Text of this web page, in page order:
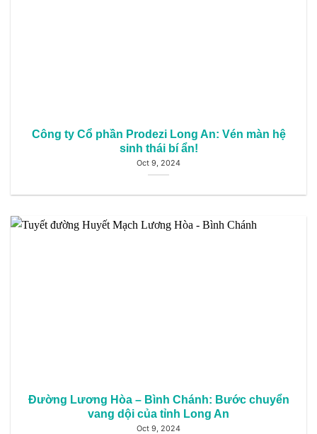
Công ty Cổ phần Prodezi Long An: Vén màn hệ
sinh thái bí ẩn!
Oct 9, 2024
Đường Lương Hòa – Bình Chánh: Bước chuyển
vang dội của tỉnh Long An
Oct 9, 2024